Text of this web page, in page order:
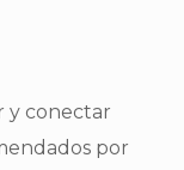
y conectar
por